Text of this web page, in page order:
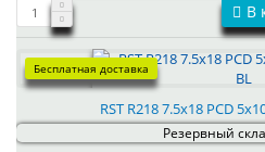
В
Бесплатная доставка
RST R218 7.5x18 PCD
Резервный